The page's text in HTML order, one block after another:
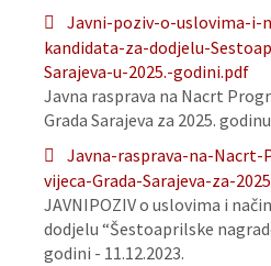
Javni-poziv-o-uslovima-i-
kandidata-za-dodjelu-
Sarajeva-u-2025.-godini.pdf
Javna rasprava na Nacrt
Grada Sarajeva za 2025.
Javna-rasprava-na-Nacrt-
vijeca-Grada-Sarajeva-za-
JAVNIPOZIV o uslovima i
dodjelu “Šestoaprilske
godini - 11.12.2023.